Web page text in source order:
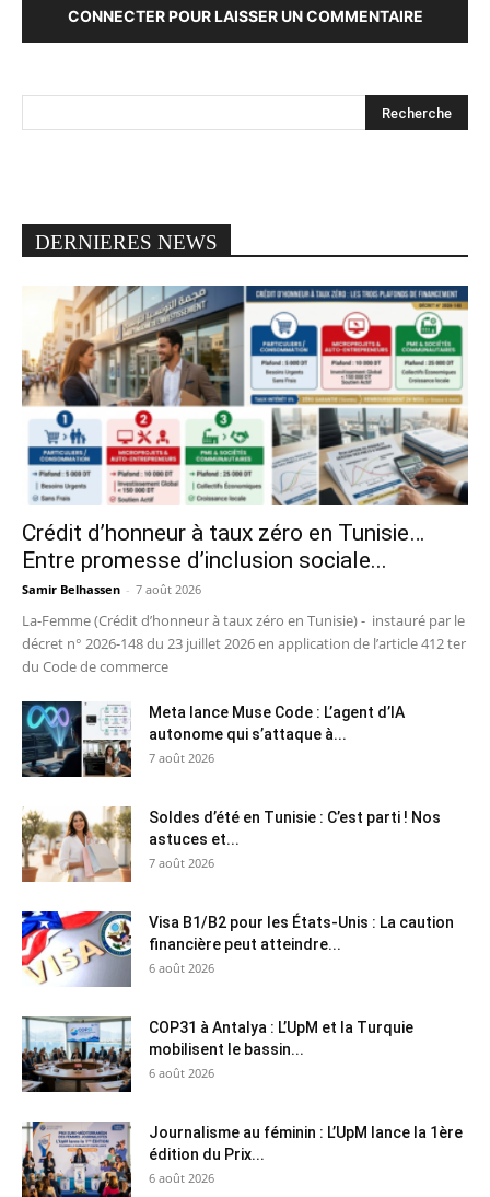
CONNECTER POUR LAISSER UN COMMENTAIRE
DERNIERES NEWS
Crédit d’honneur à taux zéro en Tunisie…
Entre promesse d’inclusion sociale...
Samir Belhassen - 7 août 2026
La-Femme (Crédit d’honneur à taux zéro en Tunisie) - instauré par le
décret n° 2026-148 du 23 juillet 2026 en application de l’article 412 ter
du Code de commerce
Meta lance Muse Code : L’agent d’IA
autonome qui s’attaque à...
7 août 2026
Soldes d’été en Tunisie : C’est parti ! Nos
astuces et...
7 août 2026
Visa B1/B2 pour les États-Unis : La caution
financière peut atteindre...
6 août 2026
COP31 à Antalya : L’UpM et la Turquie
mobilisent le bassin...
6 août 2026
Journalisme au féminin : L’UpM lance la 1ère
édition du Prix...
6 août 2026